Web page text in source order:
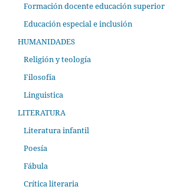
Formación docente educación superior
Educación especial e inclusión
HUMANIDADES
Religión y teología
Filosofía
Linguistica
LITERATURA
Literatura infantil
Poesía
Fábula
Crítica literaria